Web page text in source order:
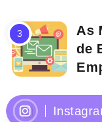
As
de